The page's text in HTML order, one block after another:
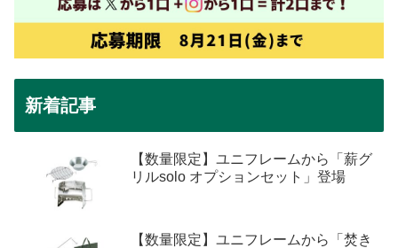
新着記事
【数量限定】ユニフレームから「薪グ
リルsolo オプションセット」登場
【数量限定】ユニフレームから「焚き